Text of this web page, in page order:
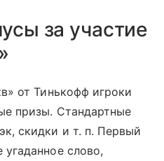
за участие
от Тинькофф игроки
призы. Стандартные
скидки и т. п. Первый
угаданное слово,